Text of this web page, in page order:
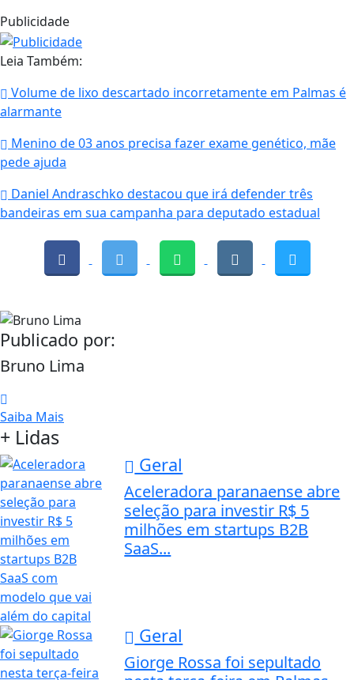
Publicidade
Leia Também:
Volume de lixo descartado incorretamente em Palmas é
alarmante
Menino de 03 anos precisa fazer exame genético, mãe
pede ajuda
Daniel Andraschko destacou que irá defender três
bandeiras em sua campanha para deputado estadual
Publicado por:
Bruno Lima
Saiba Mais
+ Lidas
Geral
Aceleradora paranaense abre
seleção para investir R$ 5
milhões em startups B2B
SaaS...
Geral
Giorge Rossa foi sepultado